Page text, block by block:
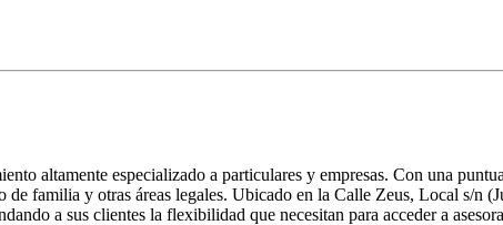
altamente especializado a particulares y empresas. Con una
familia y otras áreas legales. Ubicado en la Calle Zeus, Local s/n
a sus clientes la flexibilidad que necesitan para acceder a